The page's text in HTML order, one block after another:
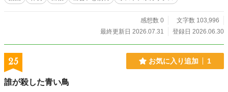
感想数 0
文字数 103,996
最終更新日 2026.07.31
登録日 2026.06.30
25 お気に入り追加 1
誰が殺した青い鳥